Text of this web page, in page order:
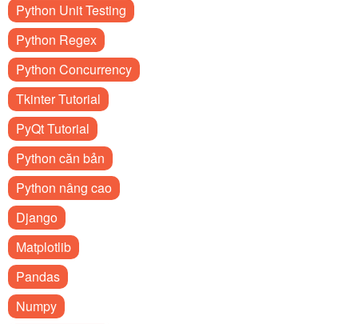
Python Unit Testing
Python Regex
Python Concurrency
Tkinter Tutorial
PyQt Tutorial
Python căn bản
Python nâng cao
Django
Matplotlib
Pandas
Numpy